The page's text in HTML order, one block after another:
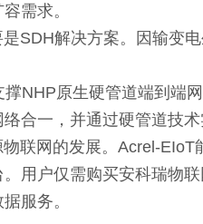
需求。
解决方案。因输变
原生硬管道端到端
合一，并通过硬管道技
网的发展。Acrel-EIoT
用户仅需购买安科瑞物
服务。